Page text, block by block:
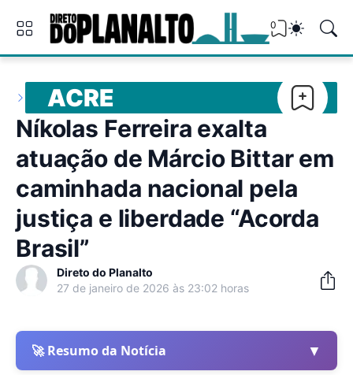
0
ACRE
Níkolas Ferreira exalta
atuação de Márcio Bittar em
caminhada nacional pela
justiça e liberdade “Acorda
Brasil”
Direto do Planalto
27 de janeiro de 2026 às 23:02 horas
🚀 Resumo da Notícia ▼